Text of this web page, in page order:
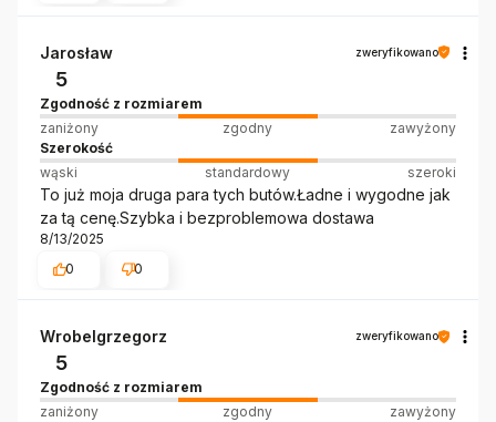
Jarosław zweryfikowano
5
Zgodność z rozmiarem
zaniżony
zgodny
zawyżony
Szerokość
wąski
standardowy szeroki
To już moja druga para tych butów.Ładne i wygodne jak
za tą cenę.Szybka i bezproblemowa dostawa
8/13/2025
0
0
Wrobelgrzegorz zweryfikowano
5
Zgodność z rozmiarem
zaniżony
zgodny
zawyżony